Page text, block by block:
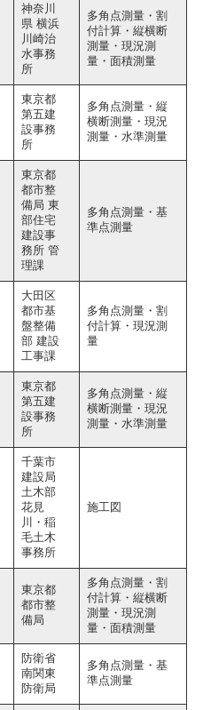
神奈川
県 横浜
川崎治
水事務
所
多角点測量・割
付計算・縦横断
測量・現況測
量・面積測量
東京都
第五建
設事務
所
多角点測量・縦
横断測量・現況
測量・水準測量
東京都
都市整
備局 東
部住宅
建設事
務所 管
理課
多角点測量・基
準点測量
大田区
都市基
盤整備
部 建設
工事課
多角点測量・割
付計算・現況測
量
東京都
第五建
設事務
所
多角点測量・縦
横断測量・現況
測量・水準測量
千葉市
建設局
土木部
花見
川・稲
毛土木
事務所
施工図
東京都
都市整
備局
多角点測量・割
付計算・縦横断
測量・現況測
量・面積測量
防衛省
南関東
防衛局
多角点測量・基
準点測量